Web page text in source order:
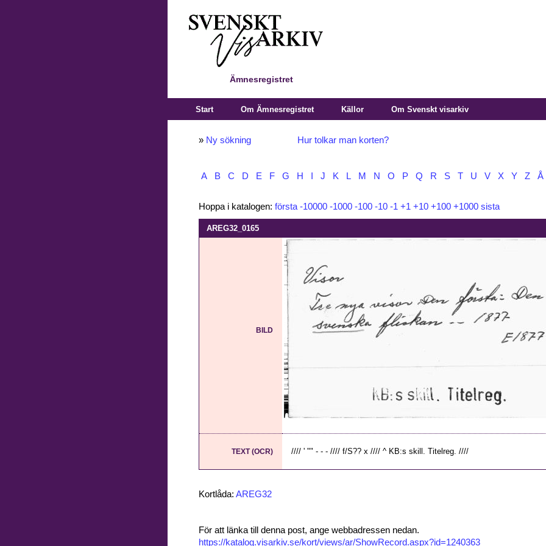
Ämnesregistret
Start Om Ämnesregistret Källor Om Svenskt visarkiv
» Ny sökning Hur tolkar man korten?
A B C D E F G H J K L M N O P Q R S T U V X Y Z Å
Hoppa i katalogen: första -10000 -1000 -100 -10 -1 +1 +10 +100 +1000 sista
AREG32_0165
BILD
TEXT (OCR) //// ' "" - - - //// f/S?? x //// ^ KB:s skill. Titelreg. ////
Kortlåda: AREG32
För att länka till denna post, ange webbadressen nedan.
https://katalog.visarkiv.se/kort/views/ar/ShowRecord.aspx?id=1240363